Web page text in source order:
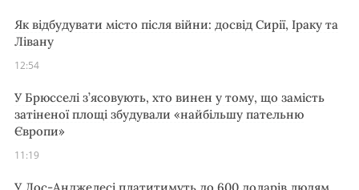
Як відбудувати місто після війни: досвід Сирії, Іраку та
Лівану
12:54
У Брюсселі з’ясовують, хто винен у тому, що замість
затіненої площі збудували «найбільшу пательню
Європи»
11:19
У Лос-Анджелесі платитимуть до 600 доларів людям,